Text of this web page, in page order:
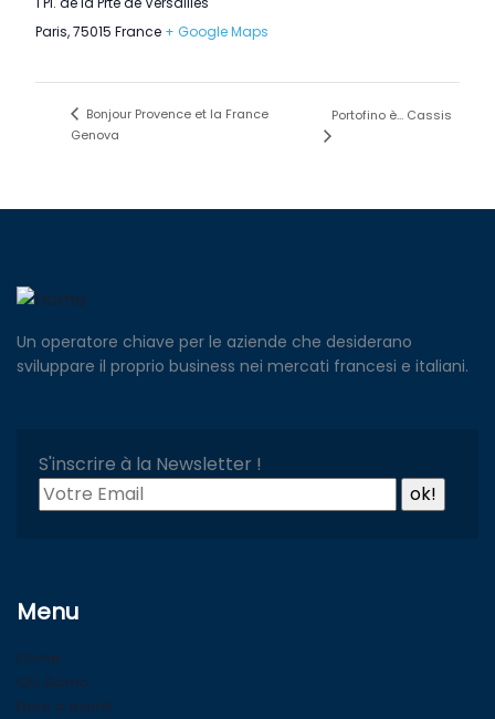
Paris,75015 France + Google Maps
Bonjour Provence et la France
Genova
Portofino è… Cassis
Un operatore chiave per le aziende che desiderano
sviluppare il proprio business nei mercati francesi e italiani.
S'inscrire à la Newsletter !
Menu
Home
Chi Siamo
Fiere e eventi